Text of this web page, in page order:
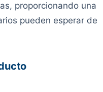
proporcionando una
pueden esperar de